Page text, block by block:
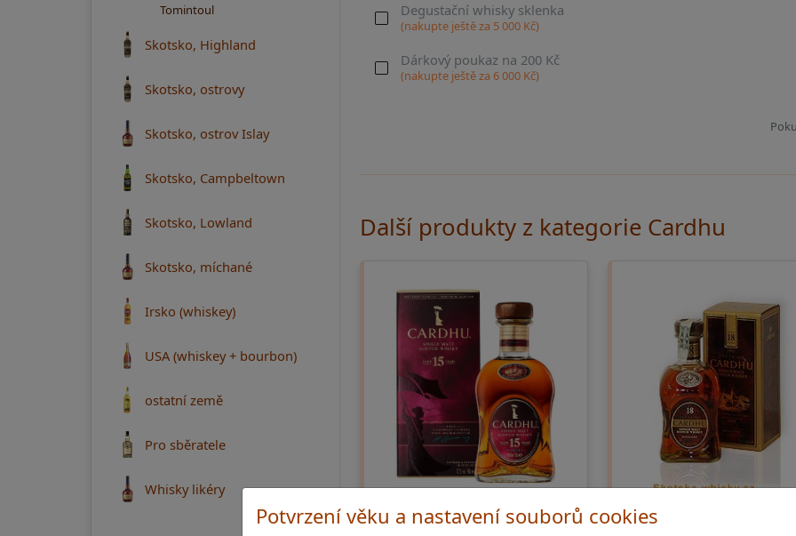
Potvrzení věku a nastavení souborů cookies
Tomintoul
Skotsko, Highland
Skotsko, ostrovy
Skotsko, ostrov Islay
Skotsko, Campbeltown
Skotsko, Lowland
Skotsko, míchané
Irsko (whiskey)
USA (whiskey + bourbon)
ostatní země
Pro sběratele
Whisky likéry
Degustační whisky sklenka
(nakupte ještě za 5 000 Kč)
Dárkový poukaz na 200 Kč
(nakupte ještě za6 000 Kč)
Další produkty z kategorie Cardhu
Cardhu 15 y.o Cardhu 18 y.o